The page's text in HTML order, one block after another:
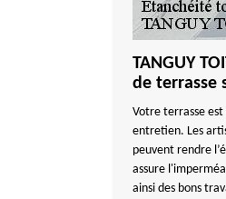
TANGUY
de terrasse
Votre terrasse est
entretien. Les
peuvent rendre
assure
ainsi des bons